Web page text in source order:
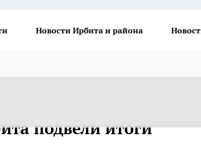
Новости Ирбита и района
подвели итоги